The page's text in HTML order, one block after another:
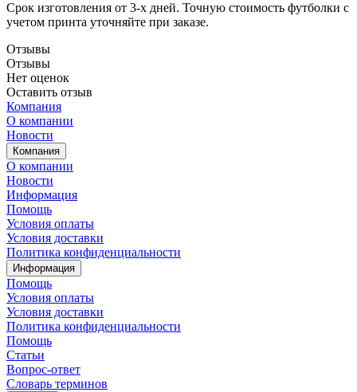
Срок изготовления от 3-х дней. Точную стоимость футболки с
учетом принта уточняйте при заказе.
Отзывы
Отзывы
Нет оценок
Оставить отзыв
Компания
О компании
Новости
Компания
О компании
Новости
Информация
Помощь
Условия оплаты
Условия доставки
Политика конфиденциальности
Информация
Помощь
Условия оплаты
Условия доставки
Политика конфиденциальности
Помощь
Статьи
Вопрос-ответ
Словарь терминов